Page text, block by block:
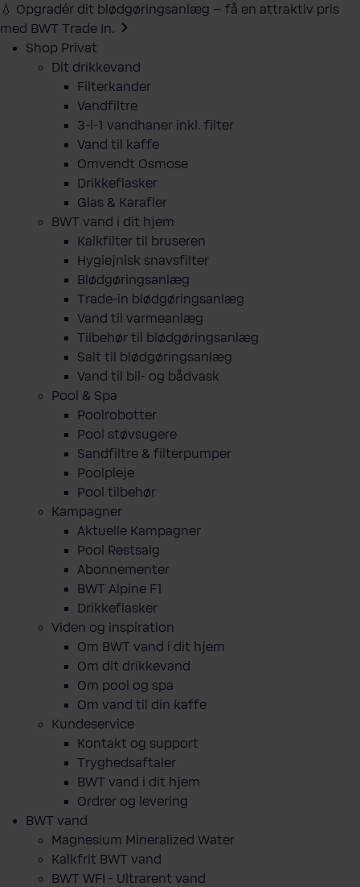
💧 Opgradér dit blødgøringsanlæg – få en attraktiv pris
med BWT Trade In.
Shop Privat
Dit drikkevand
Filterkander
Vandfiltre
3-i-1 vandhaner inkl. filter
Vand til kaffe
Omvendt Osmose
Drikkeflasker
Glas & Karafler
BWT vand i dit hjem
Kalkfilter til bruseren
Hygiejnisk snavsfilter
Blødgøringsanlæg
Trade-in blødgøringsanlæg
Vand til varmeanlæg
Tilbehør til blødgøringsanlæg
Salt til blødgøringsanlæg
Vand til bil- og bådvask
Pool & Spa
Poolrobotter
Pool støvsugere
Sandfiltre & filterpumper
Poolpleje
Pool tilbehør
Kampagner
Aktuelle Kampagner
Pool Restsalg
Abonnementer
BWT Alpine F1
Drikkeflasker
Viden og inspiration
Om BWT vand i dit hjem
Om dit drikkevand
Om pool og spa
Om vand til din kaffe
Kundeservice
Kontakt og support
Tryghedsaftaler
BWT vand i dit hjem
Ordrer og levering
BWT vand
Magnesium Mineralized Water
Kalkfrit BWT vand
BWT WFI - Ultrarent vand